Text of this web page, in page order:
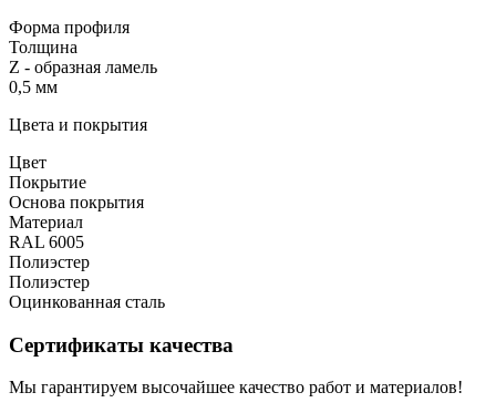
Форма профиля
Толщина
Z - образная ламель
0,5 мм
Цвета и покрытия
Цвет
Покрытие
Основа покрытия
Материал
RAL 6005
Полиэстер
Полиэстер
Оцинкованная сталь
Сертификаты качества
Мы гарантируем высочайшее качество работ и материалов!